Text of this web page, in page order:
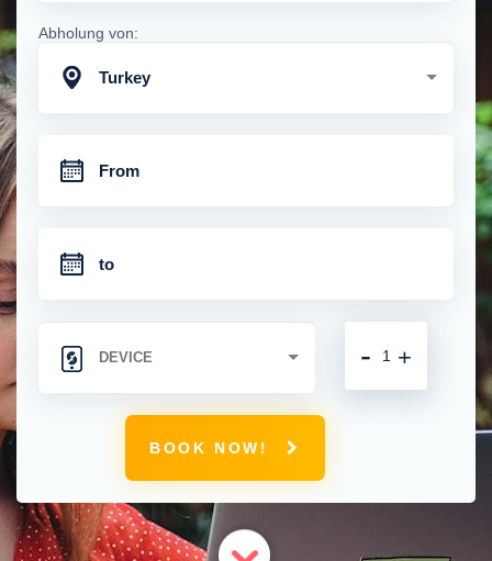
Abholung von:
Turkey
+
-
BOOK NOW!